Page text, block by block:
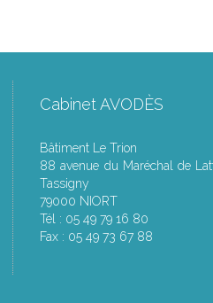
Cabinet AVODÈS
Bâtiment Le Trion
88 avenue du Maréchal de
Tassigny
79000 NIORT
Tél : 05 49 79 16 80
Fax : 05 49 73 67 88